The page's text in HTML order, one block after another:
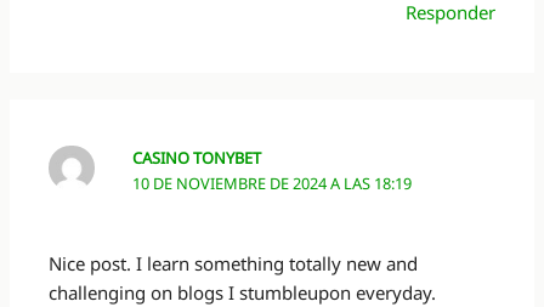
Responder
CASINO TONYBET
10 DE NOVIEMBRE DE 2024 A LAS 18:19
Nice post. I learn something totally new and
challenging on blogs I stumbleupon everyday.